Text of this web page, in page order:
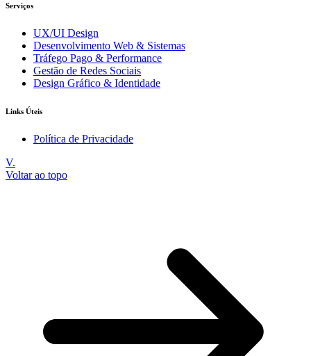
Serviços
UX/UI Design
Desenvolvimento Web & Sistemas
Tráfego Pago & Performance
Gestão de Redes Sociais
Design Gráfico & Identidade
Links Úteis
Política de Privacidade
V.
Voltar ao topo